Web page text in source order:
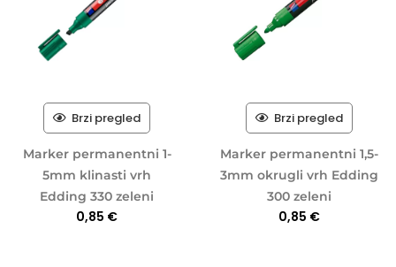
Brzi pregled
Marker permanentni 1-
5mm klinasti vrh
Edding 330 zeleni
0,85 €
Brzi pregled
Marker permanentni 1,5-
3mm okrugli vrh Edding
300 zeleni
0,85 €